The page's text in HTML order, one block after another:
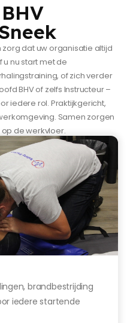
zorg dat uw organisatie altijd
nu start met de
of zich verder
BHV of zelfs Instructeur –
iedere rol. Praktijkgericht,
Samen zorgen
de werkvloer.
brandbestrijding
iedere startende